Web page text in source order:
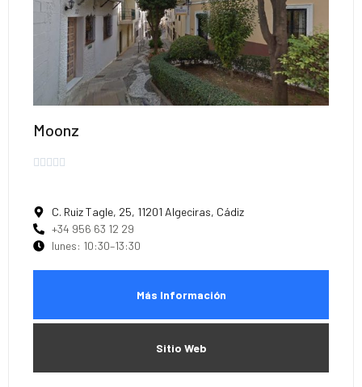
Moonz
    
C. Ruiz Tagle, 25, 11201 Algeciras, Cádiz
+34 956 63 12 29
lunes: 10:30–13:30
Más Información
Sitio Web